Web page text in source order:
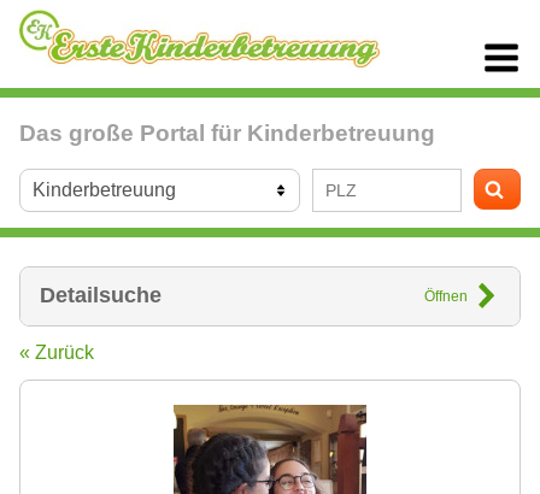
Das große Portal für Kinderbetreuung
Detailsuche Öffnen
« Zurück